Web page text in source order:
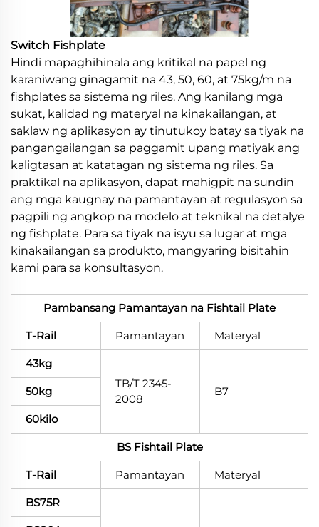
Switch Fishplate
Hindi mapaghihinala ang kritikal na papel ng
karaniwang ginagamit na 43, 50, 60, at 75kg/m na
fishplates sa sistema ng riles. Ang kanilang mga
sukat, kalidad ng materyal na kinakailangan, at
saklaw ng aplikasyon ay tinutukoy batay sa tiyak na
pangangailangan sa paggamit upang matiyak ang
kaligtasan at katatagan ng sistema ng riles. Sa
praktikal na aplikasyon, dapat mahigpit na sundin
ang mga kaugnay na pamantayan at regulasyon sa
pagpili ng angkop na modelo at teknikal na detalye
ng fishplate. Para sa tiyak na isyu sa lugar at mga
kinakailangan sa produkto, mangyaring bisitahin
kami para sa konsultasyon.
Pambansang Pamantayan na Fishtail Plate
T-Rail Pamantayan Materyal
43kg
TB/T 2345-
2008
B7
50kg
60kilo
BS Fishtail Plate
T-Rail Pamantayan Materyal
BS75R